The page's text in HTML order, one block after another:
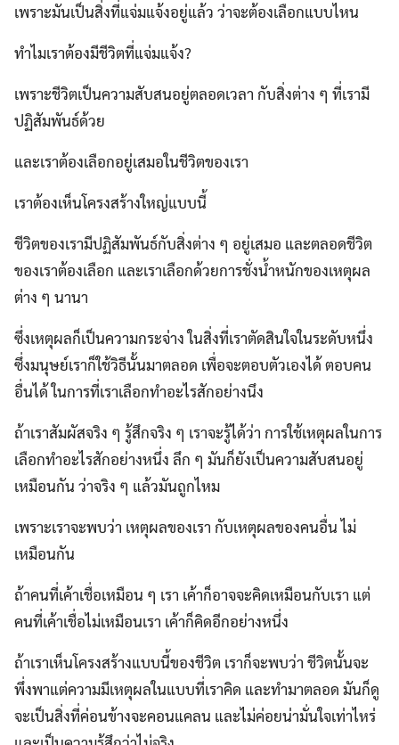
เพราะมันเป็นสิ่งที่แจ่มแจ้งอยู่แล้ว ว่าจะต้องเลือกแบบไหน
ทำไมเราต้องมีชีวิตที่แจ่มแจ้ง?
เพราะชีวิตเป็นความสับสนอยู่ตลอดเวลา กับสิ่งต่าง ๆ ที่เรามี
ปฏิสัมพันธ์ด้วย
และเราต้องเลือกอยู่เสมอในชีวิตของเรา
เราต้องเห็นโครงสร้างใหญ่แบบนี้
ชีวิตของเรามีปฏิสัมพันธ์กับสิ่งต่าง ๆ อยู่เสมอ และตลอดชีวิต
ของเราต้องเลือก และเราเลือกด้วยการชั่งน้ำหนักของเหตุผล
ต่าง ๆ นานา
ซึ่งเหตุผลก็เป็นความกระจ่าง ในสิ่งที่เราตัดสินใจในระดับหนึ่ง
ซึ่งมนุษย์เราก็ใช้วิธีนั้นมาตลอด เพื่อจะตอบตัวเองได้ ตอบคน
อื่นได้ ในการที่เราเลือกทำอะไรสักอย่างนึง
ถ้าเราสัมผัสจริง ๆ รู้สึกจริง ๆ เราจะรู้ได้ว่า การใช้เหตุผลในการ
เลือกทำอะไรสักอย่างหนึ่ง ลึก ๆ มันก็ยังเป็นความสับสนอยู่
เหมือนกัน ว่าจริง ๆ แล้วมันถูกไหม
เพราะเราจะพบว่า เหตุผลของเรา กับเหตุผลของคนอื่น ไม่
เหมือนกัน
ถ้าคนที่เค้าเชื่อเหมือน ๆ เรา เค้าก็อาจจะคิดเหมือนกับเรา แต่
คนที่เค้าเชื่อไม่เหมือนเรา เค้าก็คิดอีกอย่างหนึ่ง
ถ้าเราเห็นโครงสร้างแบบนี้ของชีวิต เราก็จะพบว่า ชีวิตนั้นจะ
พึ่งพาแต่ความมีเหตุผลในแบบที่เราคิด และทำมาตลอด มันก็ดู
จะเป็นสิ่งที่ค่อนข้างจะคอนแคลน และไม่ค่อยน่ามั่นใจเท่าไหร่